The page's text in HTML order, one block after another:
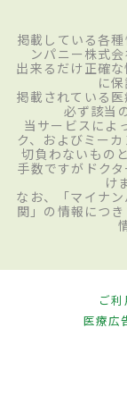
掲載している各
ンパニー株式
出来るだけ正確
に
掲載されている
必ず該当
当サービスによ
ク、およびミー
切負わないもの
手数ですがドク
け
なお、「マイナ
関」の情報につ
ご
医療広